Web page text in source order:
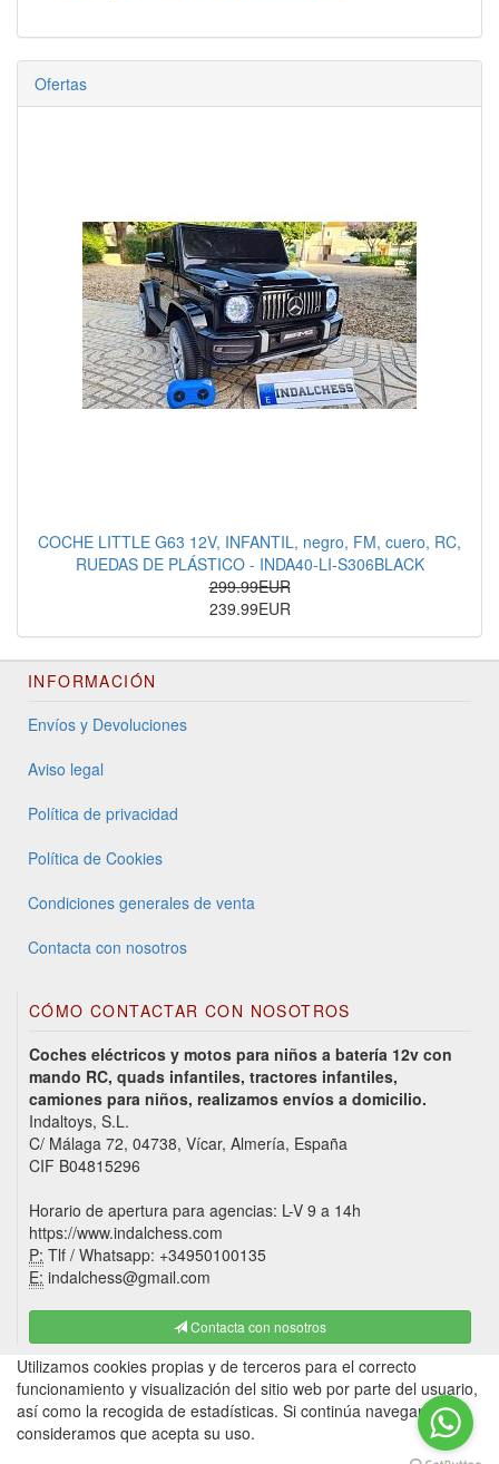
Ofertas
COCHE LITTLE G63 12V, INFANTIL, negro, FM, cuero, RC,
RUEDAS DE PLÁSTICO - INDA40-LI-S306BLACK
299.99EUR
239.99EUR
INFORMACIÓN
Envíos y Devoluciones
Aviso legal
Política de privacidad
Política de Cookies
Condiciones generales de venta
Contacta con nosotros
CÓMO CONTACTAR CON NOSOTROS
Coches eléctricos y motos para niños a batería 12v con
mando RC, quads infantiles, tractores infantiles,
camiones para niños, realizamos envíos a domicilio.
Indaltoys, S.L.
C/ Málaga 72, 04738, Vícar, Almería, España
CIF B04815296
Horario de apertura para agencias: L-V 9 a 14h
https://www.indalchess.com
P: Tlf / Whatsapp: +34950100135
E: indalchess@gmail.com
Contacta con nosotros
Utilizamos cookies propias y de terceros para el correcto
funcionamiento y visualización del sitio web por parte del usuario,
así como la recogida de estadísticas. Si continúa navegando,
consideramos que acepta su uso.